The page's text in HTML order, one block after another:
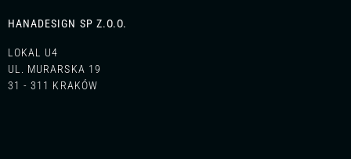
HANADESIGN SP Z.O.O.
LOKAL U4
UL. MURARSKA 19
31 - 311 KRAKÓW